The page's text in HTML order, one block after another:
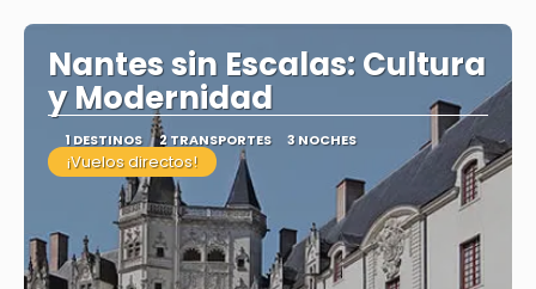
Nantes sin Escalas: Cultura
y Modernidad
1 DESTINOS 2 TRANSPORTES 3 NOCHES
¡Vuelos directos!